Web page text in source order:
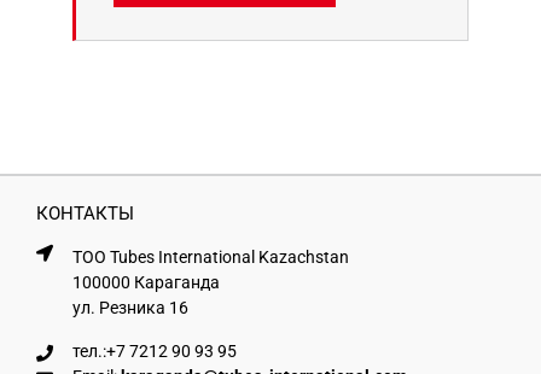
КОНТАКТЫ
ТОО Tubes International Kazachstan
100000 Караганда
ул. Резника 16
тел.:+7 7212 90 93 95